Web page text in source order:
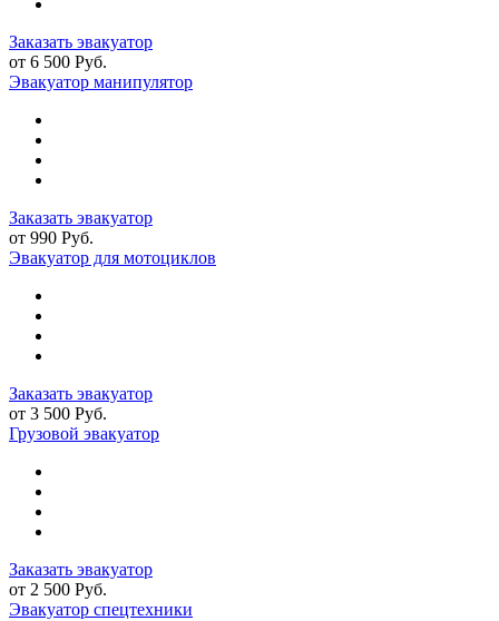
Заказать эвакуатор
от 6 500 Руб.
Эвакуатор манипулятор
Заказать эвакуатор
от 990 Руб.
Эвакуатор для мотоциклов
Заказать эвакуатор
от 3 500 Руб.
Грузовой эвакуатор
Заказать эвакуатор
от 2 500 Руб.
Эвакуатор спецтехники